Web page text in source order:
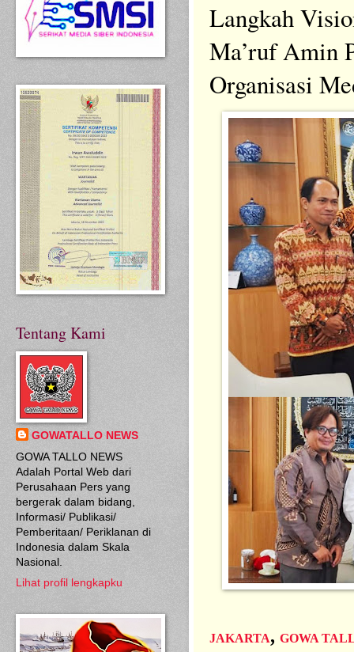
Langkah
Ma’ruf Amin
Organisasi
JAKARTA, GOWA
Tentang Kami
GOWATALLO NEWS
GOWA TALLO NEWS
Adalah Portal Web dari
Perusahaan Pers yang
bergerak dalam bidang,
Informasi/ Publikasi/
Pemberitaan/ Periklanan di
Indonesia dalam Skala
Nasional.
Lihat profil lengkapku